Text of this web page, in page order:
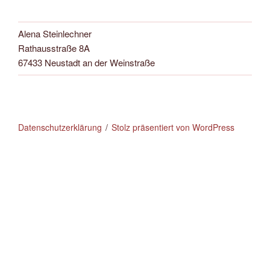
Alena Steinlechner
Rathausstraße 8A
67433 Neustadt an der Weinstraße
Datenschutzerklärung Stolz präsentiert von WordPress